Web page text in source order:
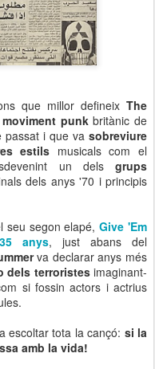
que millor defineixThe
moviment punkbritànic de
passat i que vasobreviure
estils musicals com el
un delsgrups
dels anys '70 i principis
seu segon elapé,Give 'Em
35 anys, just abans del
va declarar anys més
dels terroristesimaginant-
si fossin actors i actrius
escoltar tota la cançó: si la
amb la vida!